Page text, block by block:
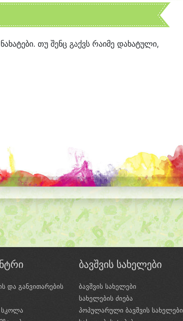
თუ შენც გაქვს რაიმე დახატული,
და განვითარების
სკოლა
ბავშვის სახელები
ბავშვის სახელები
სახელების ძიება
პოპულარული ბავშვის სახელები